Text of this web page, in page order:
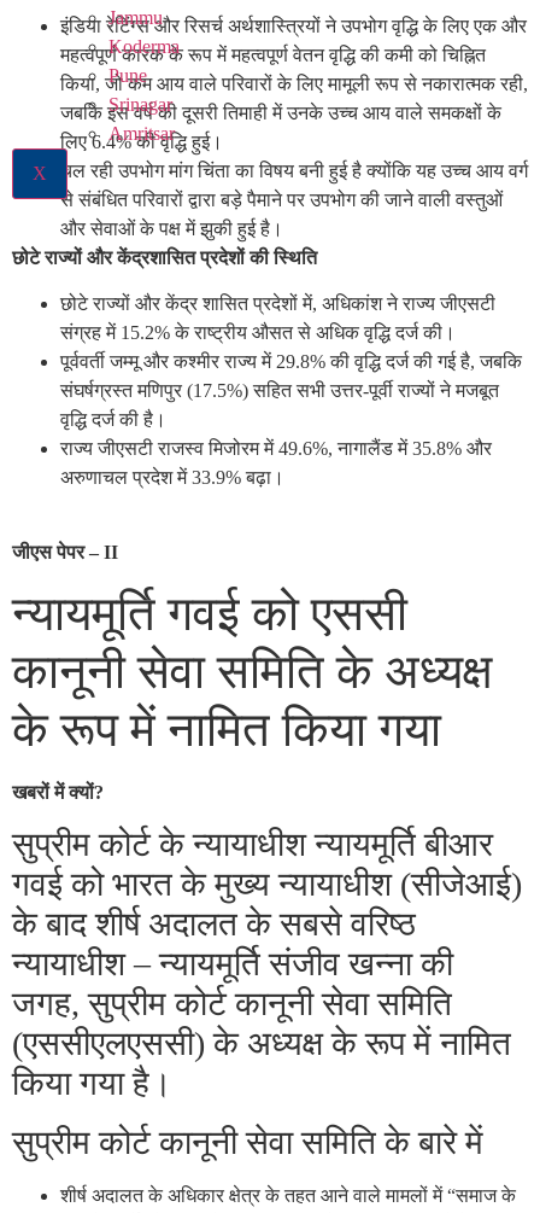
Jammu
Koderma
Pune
Srinagar
Amritsar
X
इंडिया रेटिंग्स और रिसर्च अर्थशास्त्रियों ने उपभोग वृद्धि के लिए एक और
महत्वपूर्ण कारक के रूप में महत्वपूर्ण वेतन वृद्धि की कमी को चिह्नित
किया, जो कम आय वाले परिवारों के लिए मामूली रूप से नकारात्मक रही,
जबकि इस वर्ष की दूसरी तिमाही में उनके उच्च आय वाले समकक्षों के
लिए 6.4% की वृद्धि हुई।
चल रही उपभोग मांग चिंता का विषय बनी हुई है क्योंकि यह उच्च आय वर्ग
से संबंधित परिवारों द्वारा बड़े पैमाने पर उपभोग की जाने वाली वस्तुओं
और सेवाओं के पक्ष में झुकी हुई है।
छोटे राज्यों और केंद्रशासित प्रदेशों की स्थिति
छोटे राज्यों और केंद्र शासित प्रदेशों में, अधिकांश ने राज्य जीएसटी
संग्रह में 15.2% के राष्ट्रीय औसत से अधिक वृद्धि दर्ज की।
पूर्ववर्ती जम्मू और कश्मीर राज्य में 29.8% की वृद्धि दर्ज की गई है, जबकि
संघर्षग्रस्त मणिपुर (17.5%) सहित सभी उत्तर-पूर्वी राज्यों ने मजबूत
वृद्धि दर्ज की है।
राज्य जीएसटी राजस्व मिजोरम में 49.6%, नागालैंड में 35.8% और
अरुणाचल प्रदेश में 33.9% बढ़ा।
जीएस पेपर – II
न्यायमूर्ति गवई को एससी
कानूनी सेवा समिति के अध्यक्ष
के रूप में नामित किया गया
खबरों में क्यों?
सुप्रीम कोर्ट के न्यायाधीश न्यायमूर्ति बीआर
गवई को भारत के मुख्य न्यायाधीश (सीजेआई)
के बाद शीर्ष अदालत के सबसे वरिष्ठ
न्यायाधीश – न्यायमूर्ति संजीव खन्ना की
जगह, सुप्रीम कोर्ट कानूनी सेवा समिति
(एससीएलएससी) के अध्यक्ष के रूप में नामित
किया गया है।
सुप्रीम कोर्ट कानूनी सेवा समिति के बारे में
शीर्ष अदालत के अधिकार क्षेत्र के तहत आने वाले मामलों में “समाज के